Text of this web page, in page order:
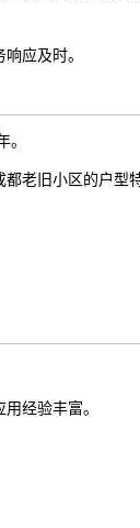
应及时。
老旧小区的户型
经验丰富。